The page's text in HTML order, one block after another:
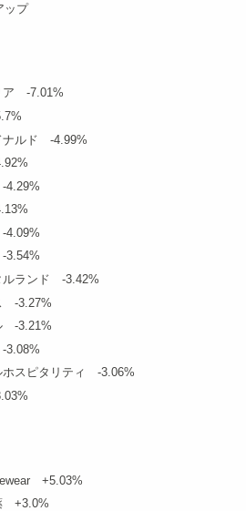
ップ
ア -7.01%
ナルド -4.99%
4.29%
4.09%
3.54%
ルランド -3.42%
-3.27%
-3.21%
3.08%
ホスピタリティ -3.06%
+5.03%
+3.0%